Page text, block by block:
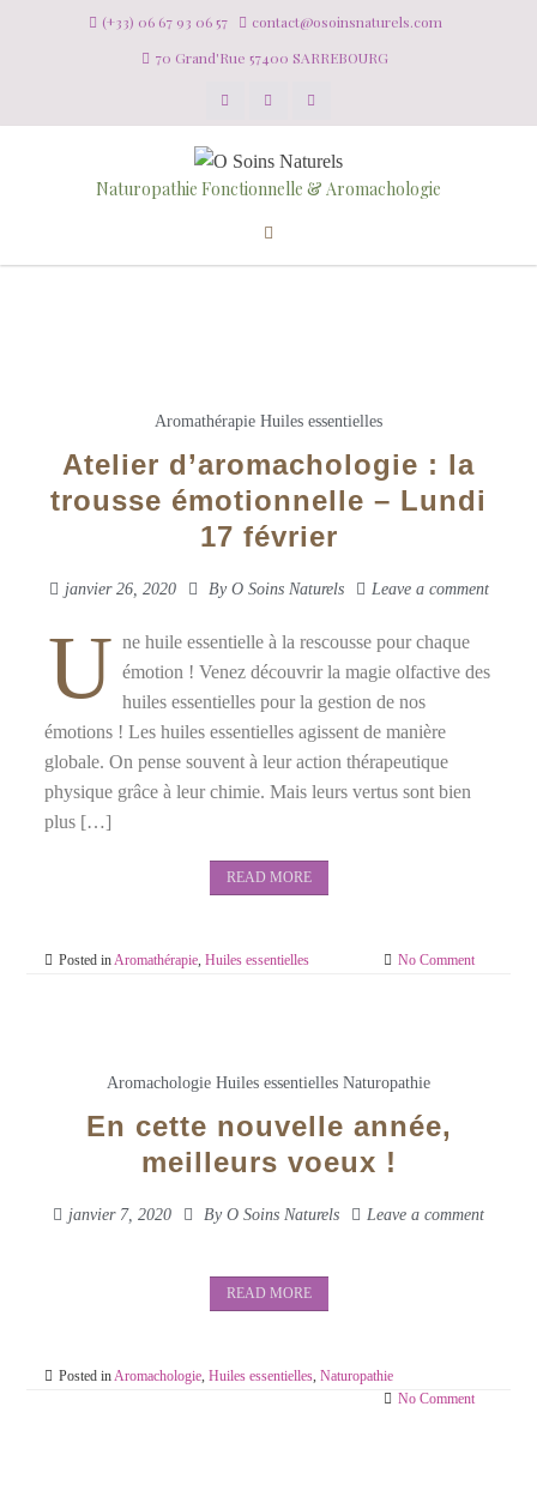
(+33) 06 67 93 06 57
contact@osoinsnaturels.com
70 Grand'Rue 57400 SARREBOURG
Naturopathie Fonctionnelle & Aromachologie
Aromathérapie Huiles essentielles
Atelier d’aromachologie : la
trousse émotionnelle – Lundi
17 février
janvier 26, 2020 By O Soins Naturels Leave a comment
U ne huile essentielle à la rescousse pour chaque
émotion ! Venez découvrir la magie olfactive des
huiles essentielles pour la gestion de nos
émotions ! Les huiles essentielles agissent de manière
globale. On pense souvent à leur action thérapeutique
physique grâce à leur chimie. Mais leurs vertus sont bien
plus […]
READ MORE
Posted inAromathérapie,Huiles essentielles No Comment
Aromachologie Huiles essentielles Naturopathie
En cette nouvelle année,
meilleurs voeux !
janvier 7, 2020 By O Soins Naturels Leave a comment
READ MORE
Posted inAromachologie,Huiles essentielles,Naturopathie
No Comment